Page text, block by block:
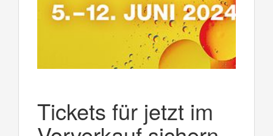
Tickets für jetzt im